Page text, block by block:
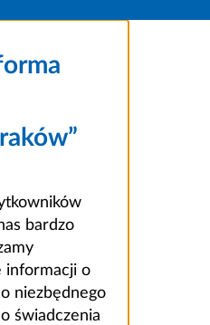
bardzo
informacji o
niezbędnego
świadczenia